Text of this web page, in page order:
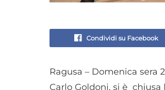
Condividi su Facebook
Ragusa – Domenica sera
Carlo Goldoni, si è chiusa